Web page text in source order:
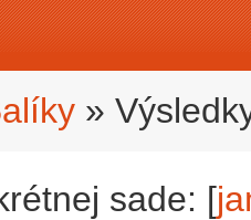
»
sade: [